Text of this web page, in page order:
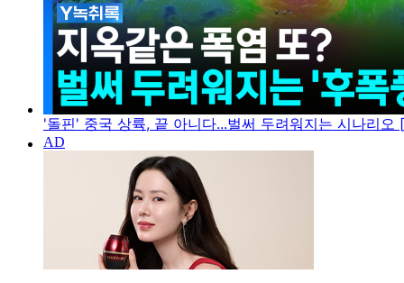
'돌핀' 중국 상륙, 끝 아니다...벌써 두려워지는 시나리오